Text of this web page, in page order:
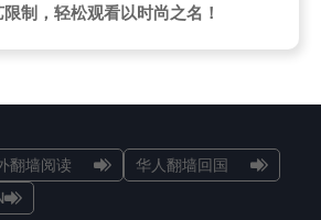
制，轻松观看以时尚之名！
翻墙阅读
华人翻墙回国